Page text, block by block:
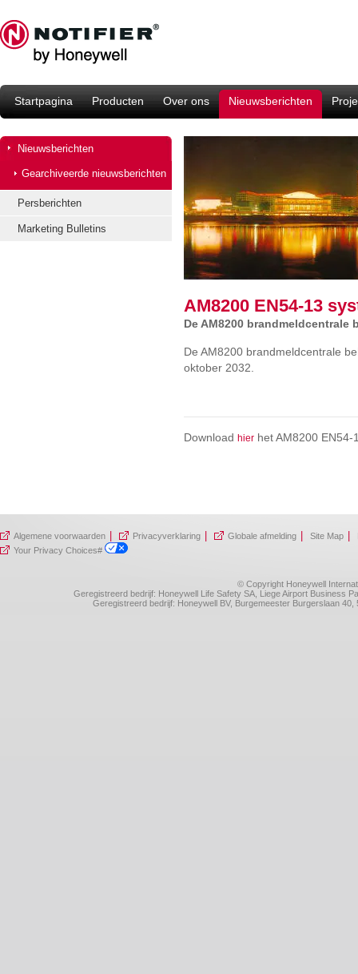
Startpagina Producten Over ons Nieuwsberichten
Nieuwsberichten
Gearchiveerde nieuwsberichten
Persberichten
Marketing Bulletins
AM8200 EN54-13
De AM8200 brandmeldcentrale
De AM8200 brandmeldcentrale
oktober 2032.
Download hier het AM8200
Algemene voorwaarden Privacyverklaring Globale afmelding Site Map
Your Privacy Choices#
© Copyright Honeywell
Geregistreerd bedrijf: Honeywell Life Safety SA, Liege Airport Business
Geregistreerd bedrijf: Honeywell BV, Burgemeester Burgerslaan